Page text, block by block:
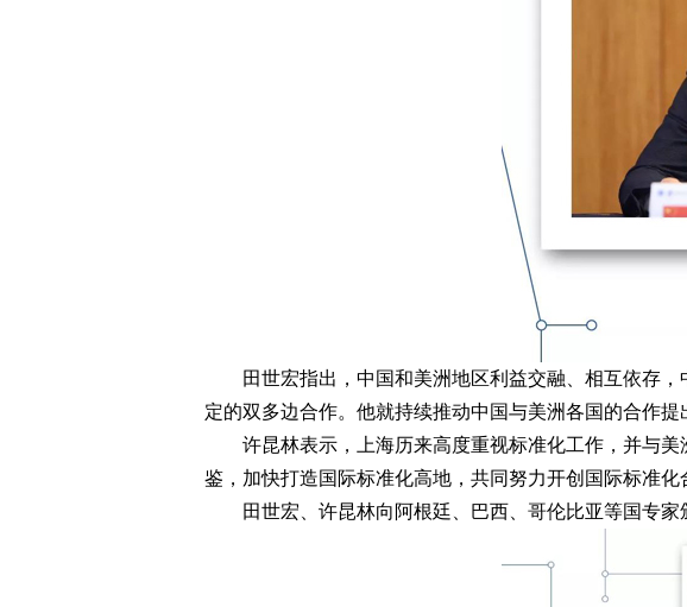
田世宏指出，中国和美洲地区利益交融、相互依存，
定的双多边合作。他就持续推动中国与美洲各国的合作提
许昆林表示，上海历来高度重视标准化工作，并与美
鉴，加快打造国际标准化高地，共同努力开创国际标准化
田世宏、许昆林向阿根廷、巴西、哥伦比亚等国专家